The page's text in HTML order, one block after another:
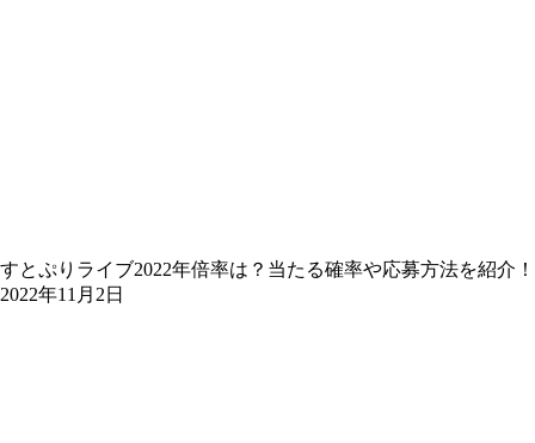
すとぷりライブ2022年倍率は？当たる確率や応募方法を紹介！
2022年11月2日